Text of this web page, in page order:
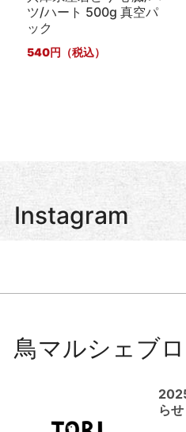
ツ/ハート 500g 真空パ
ック
540
Instagram
鳥マルシェブ
らせ